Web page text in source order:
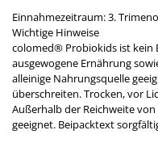
Einnahmezeitraum: 3.
Wichtige Hinweise
colomed® Probiokids ist kein
ausgewogene Ernährung
alleinige Nahrungsquelle
überschreiten. Trocken, vor
Außerhalb der Reichweite
geeignet. Beipacktext